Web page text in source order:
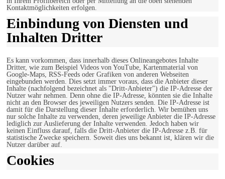
Kontaktmöglichkeiten erfolgen.
Einbindung von Diensten und
Inhalten Dritter
Es kann vorkommen, dass innerhalb dieses Onlineangebotes Inhalte
Dritter, wie zum Beispiel Videos von YouTube, Kartenmaterial von
Google-Maps, RSS-Feeds oder Grafiken von anderen Webseiten
eingebunden werden. Dies setzt immer voraus, dass die Anbieter dieser
Inhalte (nachfolgend bezeichnet als "Dritt-Anbieter") die IP-Adresse der
Nutzer wahr nehmen. Denn ohne die IP-Adresse, könnten sie die Inhalte
nicht an den Browser des jeweiligen Nutzers senden. Die IP-Adresse ist
damit für die Darstellung dieser Inhalte erforderlich. Wir bemühen uns
nur solche Inhalte zu verwenden, deren jeweilige Anbieter die IP-Adresse
lediglich zur Auslieferung der Inhalte verwenden. Jedoch haben wir
keinen Einfluss darauf, falls die Dritt-Anbieter die IP-Adresse z.B. für
statistische Zwecke speichern. Soweit dies uns bekannt ist, klären wir die
Nutzer darüber auf.
Cookies